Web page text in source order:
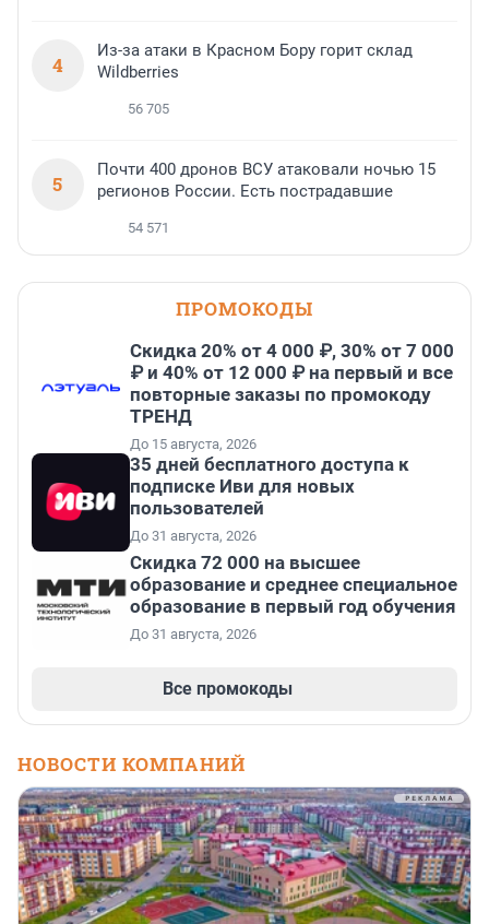
4
Из-за атаки в Красном Бору горит склад
Wildberries
56 705
5
Почти 400 дронов ВСУ атаковали ночью 15
регионов России. Есть пострадавшие
54 571
ПРОМОКОДЫ
Скидка 20% от 4 000 ₽, 30% от 7 000
₽ и 40% от 12 000 ₽ на первый и все
повторные заказы по промокоду
ТРЕНД
До 15 августа, 2026
35 дней бесплатного доступа к
подписке Иви для новых
пользователей
До 31 августа, 2026
Скидка 72 000 на высшее
образование и среднее специальное
образование в первый год обучения
До 31 августа, 2026
Все промокоды
НОВОСТИ КОМПАНИЙ